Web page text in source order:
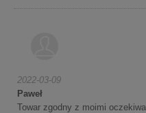
2022-03-09
Paweł
Towar zgodny z moimi